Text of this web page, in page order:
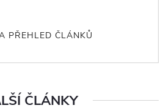
PŘEHLED ČLÁNKŮ
ČLÁNKY